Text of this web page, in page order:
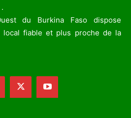
du Burkina Faso dispose
local fiable et plus proche de la